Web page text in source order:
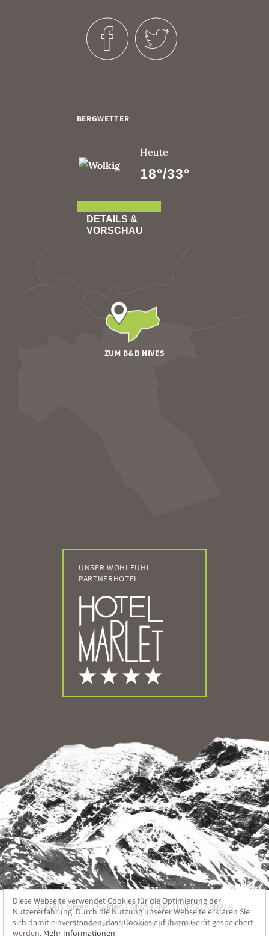
Diese Webseite verwendet Cookies für die Optimierung der
Nutzererfahrung. Durch die Nutzung unserer Webseite erklären Sie
sich damit einverstanden, dass Cookies auf Ihrem Gerät gespeichert
werden. Mehr Informationen
BERGWETTER
Heute
18°/33°
DETAILS &
VORSCHAU
ZUM B&B NIVES
UNSER WOHLFÜHL
PARTNERHOTEL
© B&B Nives Sulden
MwSt.-Nr. IT01471890218
Impressum
Privacy Sitemap